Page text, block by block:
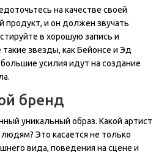
на качестве своей
продукт, и он должен звучать
в хорошую запись и
звезды, как Бейонсе и Эд
усилия идут на создание
бренд
уникальный образ. Какой артист
Это касается не только
вида, поведения на сцене и